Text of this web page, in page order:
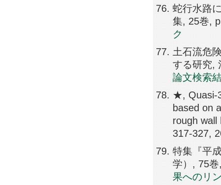
蛇行水路
集, 25巻,
ク
土石流危
する研究,
論文検索
★, Quasi-
based on
rough wall
317-327,
特集『平
学）, 75
果へのリ